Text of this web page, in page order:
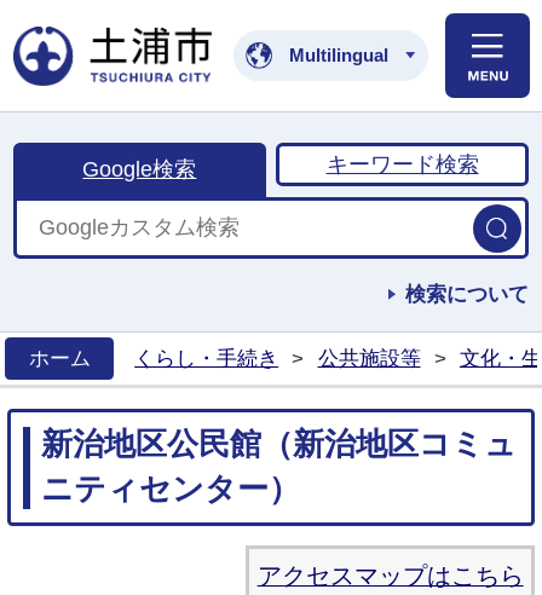
土浦市公式ホームペ
Multilingual
Google検索 キーワード検索
検索について
ホーム
くらし・手続き > 公共施設等 > 文化・
新治地区公民館（新治地区コミュ
ニティセンター）
アクセスマップはこちら